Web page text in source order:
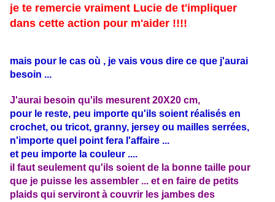
je te remercie vraiment Lucie de t'impliquer
dans cette action pour m'aider !!!!
mais pour le cas où , je vais vous dire ce que j'aurai
besoin ...
J'aurai besoin qu'ils mesurent 20X20 cm,
pour le reste, peu importe qu'ils soient réalisés en
crochet, ou tricot, granny, jersey ou mailles serrées,
n'importe quel point fera l'affaire ...
et peu importe la couleur ....
il faut seulement qu'ils soient de la bonne taille pour
que je puisse les assembler ... et en faire de petits
plaids qui serviront à couvrir les jambes des